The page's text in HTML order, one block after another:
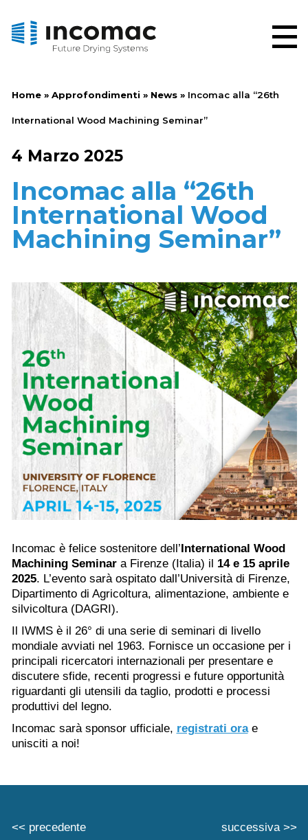
Home» Approfondimenti » News» Incomac alla “26th
International Wood Machining Seminar”
4 Marzo 2025
Incomac alla “26th
International Wood
Machining Seminar”
Incomac è felice sostenitore dell’International Wood
Machining Seminara Firenze (Italia) il 14 e 15 aprile
2025. L’evento sarà ospitato dall’Università di Firenze,
Dipartimento di Agricoltura, alimentazione, ambiente e
silvicoltura (DAGRI).
Il IWMS è il 26° di una serie di seminari di livello
mondiale avviati nel 1963. Fornisce un occasione per i
principali ricercatori internazionali per presentare e
discutere sfide, recenti progressi e future opportunità
riguardanti gli utensili da taglio, prodotti e processi
produttivi del legno.
Incomac sarà sponsor ufficiale, registrati orae
unisciti a noi!
<< precedente successiva >>